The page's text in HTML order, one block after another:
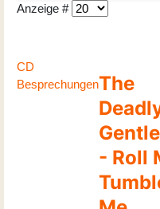
Anzeige #
CD
BesprechungenThe
- Roll